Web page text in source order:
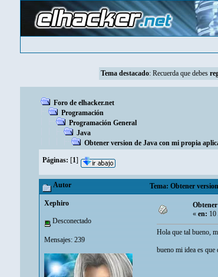
Tema destacado: Recuerda que debes
Foro de elhacker.net
Programación
Programación General
Java
Obtener version de Java con mi propia
Páginas: [1]
Autor Tema: Obtener
Xephiro
Desconectado
Mensajes: 239
«en:10
Hola que tal bueno,
bueno mi idea es